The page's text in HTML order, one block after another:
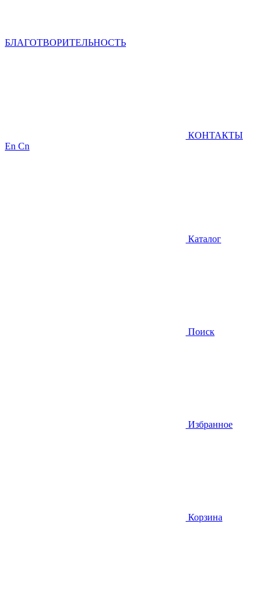
БЛАГОТВОРИТЕЛЬНОСТЬ
КОНТАКТЫ
En Cn
Каталог
Поиск
Избранное
Корзина